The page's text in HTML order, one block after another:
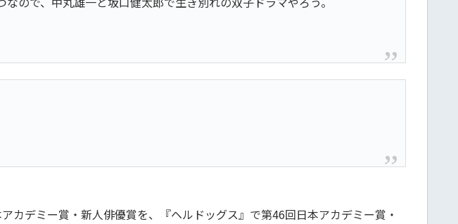
デミー賞・新人俳優賞を、『ヘルドッグス』で第46回日本アカデミー賞・